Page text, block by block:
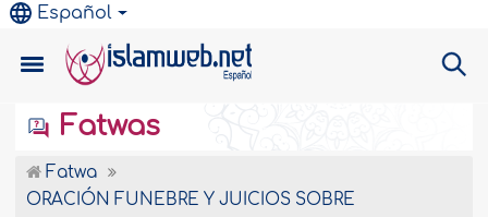
Español
Fatwas
Fatwa
ORACIÓN FUNEBRE Y JUICIOS SOBRE